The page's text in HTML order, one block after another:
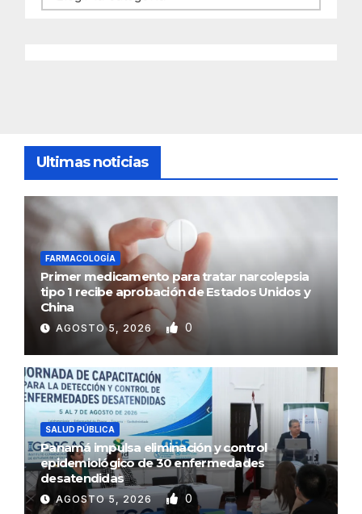
Ultimas noticias
FARMACOLOGÍA
Primer medicamento para tratar narcolepsia
tipo 1 recibe aprobación de Estados Unidos y
China
AGOSTO 5, 2026 0
SALUD PÚBLICA
Panamá impulsa eliminación y control
epidemiológico de 30 enfermedades
desatendidas
AGOSTO 5, 2026 0